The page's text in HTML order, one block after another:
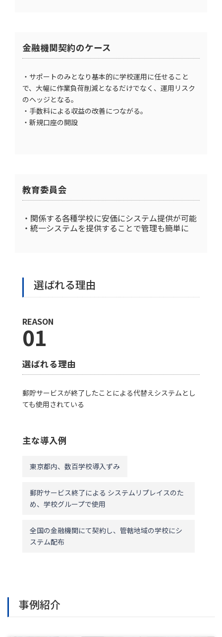
金融機関契約のケース
・サポートのみとなり基本的に学校運用に任せること
で、大幅に作業負荷削減となるだけでなく、運用リスク
のヘッジとなる。
・手数料による収益の改善につながる。
・新規口座の開設
教育委員会
・関係する各種学校に安価にシステム提供が可能
・統一システムを提供することで管理も簡単に
選ばれる理由
REASON
01
選ばれる理由
郵貯サービスが終了したことによる代替えシステムとし
ても使用されている
主な導入例
東京都内、数百学校導入ずみ
郵貯サービス終了による システムリプレイスのた
め、学校グループで使用
全国の金融機関にて契約し、管轄地域の学校にシ
ステム配布
事例紹介